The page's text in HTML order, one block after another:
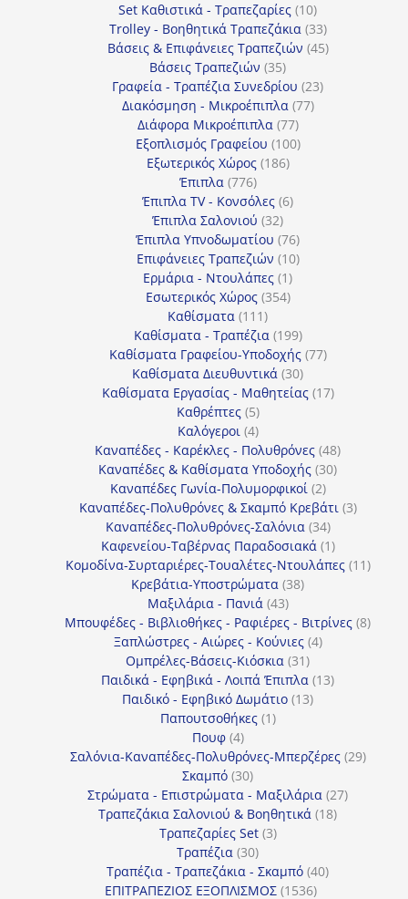
προϊόντα
Set Καθιστικά - Τραπεζαρίες 1010
προϊόντα
Trolley - Βοηθητικά Τραπεζάκια 3333
προϊόντα
Βάσεις & Επιφάνειες Τραπεζιών 4545
Βάσεις Τραπεζιών 3535
προϊόντα
Γραφεία - Τραπέζια Συνεδρίου 2323
Διακόσμηση - Μικροέπιπλα 7777
Διάφορα Μικροέπιπλα 7777
προϊόντα
Εξοπλισμός Γραφείου 100100
Εξωτερικός Χώρος 186186
Έπιπλα 776776
προϊόντα
Έπιπλα TV - Κονσόλες 66
Έπιπλα Σαλονιού 3232
προϊόντα
Έπιπλα Υπνοδωματίου 7676
προϊόντα
Επιφάνειες Τραπεζιών 1010
Ερμάρια - Ντουλάπες 11
προϊόν
Εσωτερικός Χώρος 354354
Καθίσματα 111111
προϊόντα
Καθίσματα - Τραπέζια 199199
προϊόντα
Καθίσματα Γραφείου-Υποδοχής 7777
Καθίσματα Διευθυντικά 3030
προϊόντα
Καθίσματα Εργασίας - Μαθητείας 1717
Καθρέπτες 55
προϊόντα
Καλόγεροι 44
προϊόντα
Καναπέδες - Καρέκλες - Πολυθρόνες 4848
προϊόντα
Καναπέδες & Καθίσματα Υποδοχής 3030
Καναπέδες Γωνία-Πολυμορφικοί 22
προϊόντα
Καναπέδες-Πολυθρόνες & Σκαμπό Κρεβάτι 33
Καναπέδες-Πολυθρόνες-Σαλόνια 3434
προϊόντα
Καφενείου-Ταβέρνας Παραδοσιακά 11
προϊόν
Κομοδίνα-Συρταριέρες-Τουαλέτες-Ντουλάπες 1111
Κρεβάτια-Υποστρώματα 3838
Μαξιλάρια - Πανιά 4343
προϊόντα
Μπουφέδες - Βιβλιοθήκες - Ραφιέρες - Βιτρίνες 88
Ξαπλώστρες - Αιώρες - Κούνιες 44
Ομπρέλες-Βάσεις-Κιόσκια 3131
προϊόντα
Παιδικά - Εφηβικά - Λοιπά Έπιπλα 1313
Παιδικό - Εφηβικό Δωμάτιο 1313
Παπουτσοθήκες 11
Πουφ 44
προϊόντα
Σαλόνια-Καναπέδες-Πολυθρόνες-Μπερζέρες 2929
Σκαμπό 3030
προϊόντα
Στρώματα - Επιστρώματα - Μαξιλάρια 2727
Τραπεζάκια Σαλονιού & Βοηθητικά 1818
Τραπεζαρίες Set 33
Τραπέζια 3030
προϊόντα
Τραπέζια - Τραπεζάκια - Σκαμπό 4040
ΕΠΙΤΡΑΠΕΖΙΟΣ ΕΞΟΠΛΙΣΜΟΣ 15361536